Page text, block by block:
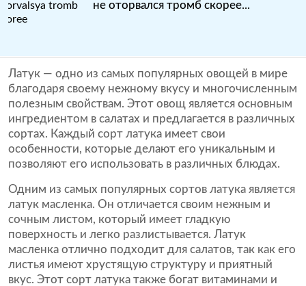
не оторвался тромб скорее...
Латук — одно из самых популярных овощей в мире
благодаря своему нежному вкусу и многочисленным
полезным свойствам. Этот овощ является основным
ингредиентом в салатах и предлагается в различных
сортах. Каждый сорт латука имеет свои
особенности, которые делают его уникальным и
позволяют его использовать в различных блюдах.
Одним из самых популярных сортов латука является
латук масленка. Он отличается своим нежным и
сочным листом, который имеет гладкую
поверхность и легко разлистывается. Латук
масленка отлично подходит для салатов, так как его
листья имеют хрустящую структуру и приятный
вкус. Этот сорт латука также богат витаминами и